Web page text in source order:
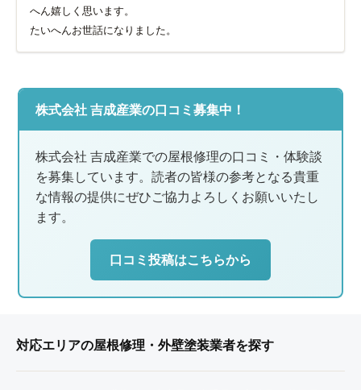
へん嬉しく思います。
たいへんお世話になりました。
株式会社 吉成産業の口コミ募集中！
株式会社 吉成産業での屋根修理の口コミ・体験談
を募集しています。読者の皆様の参考となる貴重
な情報の提供にぜひご協力よろしくお願いいたし
ます。
口コミ投稿はこちらから
対応エリアの屋根修理・外壁塗装業者を探す